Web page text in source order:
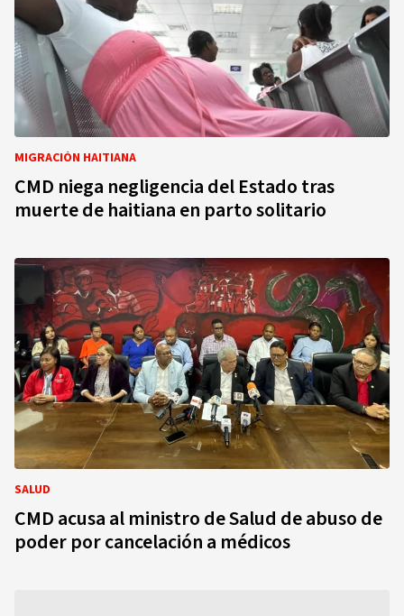
MIGRACIÓN HAITIANA
CMD niega negligencia del Estado tras
muerte de haitiana en parto solitario
SALUD
CMD acusa al ministro de Salud de abuso de
poder por cancelación a médicos